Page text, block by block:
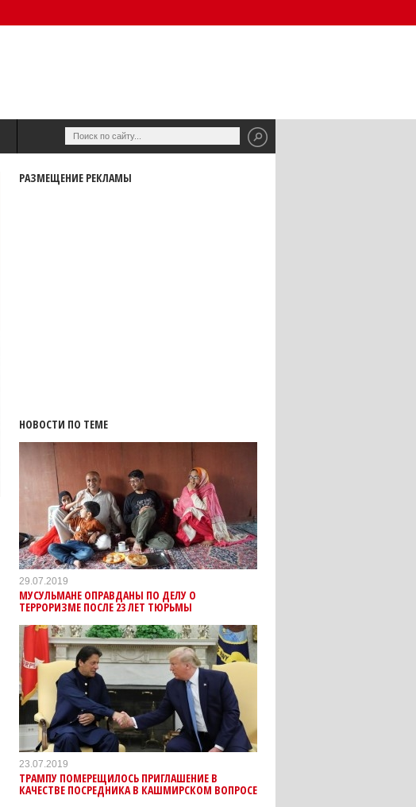
РАЗМЕЩЕНИЕ РЕКЛАМЫ
НОВОСТИ ПО ТЕМЕ
29.07.2019
МУСУЛЬМАНЕ ОПРАВДАНЫ ПО ДЕЛУ О
ТЕРРОРИЗМЕ ПОСЛЕ 23 ЛЕТ ТЮРЬМЫ
23.07.2019
ТРАМПУ ПОМЕРЕЩИЛОСЬ ПРИГЛАШЕНИЕ В
КАЧЕСТВЕ ПОСРЕДНИКА В КАШМИРСКОМ ВОПРОСЕ